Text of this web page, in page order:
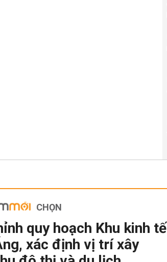
CHỌN
quy hoạch Khu kinh tế
xác định vị trí xây